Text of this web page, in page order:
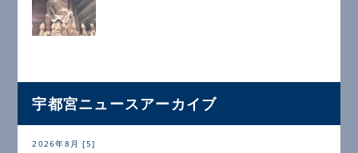
宇都宮ニュースアーカイブ
2026年8月 [5]